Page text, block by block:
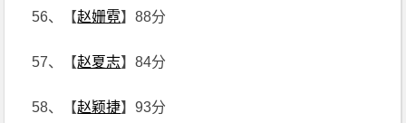
56、【赵姗霓】88分
57、【赵夏志】84分
58、【赵颖捷】93分